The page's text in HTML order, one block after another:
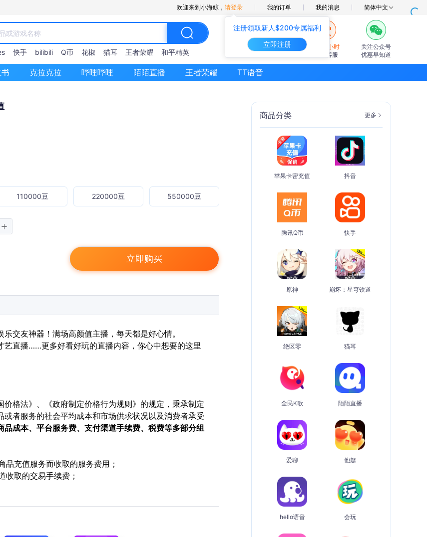
注册领取新人$200专属福利
立即注册
欢迎来到小海鲸， 请登录 我的订单 我的消息 简体中文
快手 bilibili Q币 花椒 猫耳 王者荣耀 和平精英
7×24小时
在线客服
关注公众号
优惠早知道
克拉克拉 哔哩哔哩 陌陌直播 王者荣耀 TT语音
110000豆 220000豆 550000豆
立即购买
交友神器！满场高颜值主播，每天都是好心情。
直播……更多好看好玩的直播内容，你心中想要的这里
格法》、《政府制定价格行为规则》的规定，秉承制定
者服务的社会平均成本和市场供求状况以及消费者承受
成本、平台服务费、支付渠道手续费、税费等多部分组
充值服务而收取的服务费用；
收取的交易手续费；
商品分类 更多
苹果卡密充值 抖音
腾讯Q币 快手
原神 崩坏：星穹铁道
绝区零 猫耳
全民K歌 陌陌直播
爱聊 他趣
hello语音 会玩